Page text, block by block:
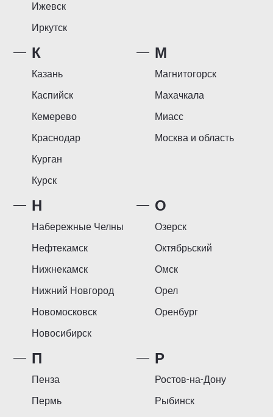
Ижевск
Иркутск
К
Казань
Каспийск
Кемерево
Краснодар
Курган
Курск
М
Магнитогорск
Махачкала
Миасс
Москва и область
Н
Набережные Челны
Нефтекамск
Нижнекамск
Нижний Новгород
Новомосковск
Новосибирск
О
Озерск
Октябрьский
Омск
Орел
Оренбург
П
Пенза
Пермь
Р
Ростов-на-Дону
Рыбинск